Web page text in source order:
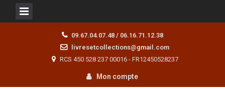
09.67.04.07.48 / 06.16.71.12.38
livresetcollections@gmail.com
RCS 450 528 237 00016 - FR12450528237
Mon compte